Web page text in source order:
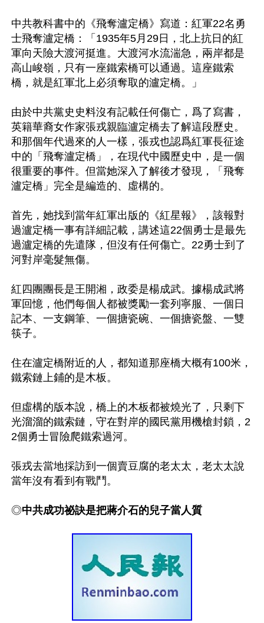
中共教科書中的《飛奪瀘定橋》寫道：紅軍22名勇
士飛奪瀘定橋：「1935年5月29日，北上抗日的紅
軍向天險大渡河挺進。大渡河水流湍急，兩岸都是
高山峻嶺，只有一座鐵索橋可以通過。這座鐵索
橋，就是紅軍北上必須奪取的瀘定橋。」
由於中共黨史史料沒有記載任何傷亡，爲了寫書，
英籍華裔女作家張戎親臨瀘定橋去了解這段歷史。
和那個年代過來的人一樣，張戎也認爲紅軍長征途
中的「飛奪瀘定橋」，在現代中國歷史中，是一個
很重要的事件。但當她深入了解後才發現，「飛奪
瀘定橋」完全是編造的、虛構的。
首先，她找到當年紅軍出版的《紅星報》，該報對
過瀘定橋一事有詳細記載，講述這22個勇士是最先
過瀘定橋的先遣隊，但沒有任何傷亡。22勇士到了
河對岸毫髮無傷。
紅四團團長是王開湘，政委是楊成武。據楊成武將
軍回憶，他們每個人都被獎勵一套列寧服、一個日
記本、一支鋼筆、一個搪瓷碗、一個搪瓷盤、一雙
筷子。
住在瀘定橋附近的人，都知道那座橋大概有100米，
鐵索鏈上鋪的是木板。
但虛構的版本說，橋上的木板都被燒光了，只剩下
光溜溜的鐵索鏈，守在對岸的國民黨用機槍封鎖，2
2個勇士冒險爬鐵索過河。
張戎去當地採訪到一個賣豆腐的老太太，老太太說
當年沒有看到有戰鬥。
◎中共成功祕訣是把蔣介石的兒子當人質